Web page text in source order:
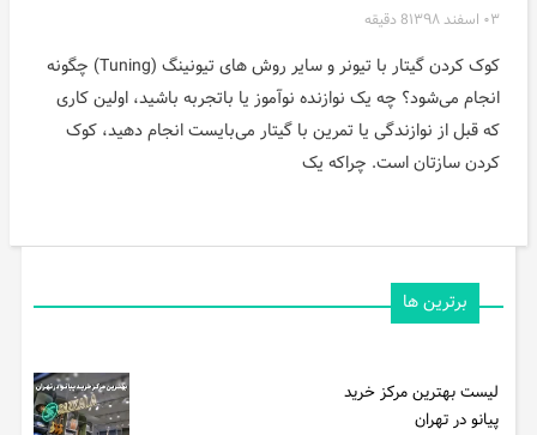
۰۳ اسفند ۱۳۹۸ 8 دقیقه
کوک کردن گیتار با تیونر و سایر روش های تیونینگ (Tuning) چگونه
انجام می‌شود؟ چه یک نوازنده نوآموز یا باتجربه باشید، اولین کاری
که قبل از نوازندگی یا تمرین با گیتار می‌بایست انجام دهید، کوک
کردن سازتان است. چراکه یک
برترین ها
لیست بهترین مرکز خرید
پیانو در تهران